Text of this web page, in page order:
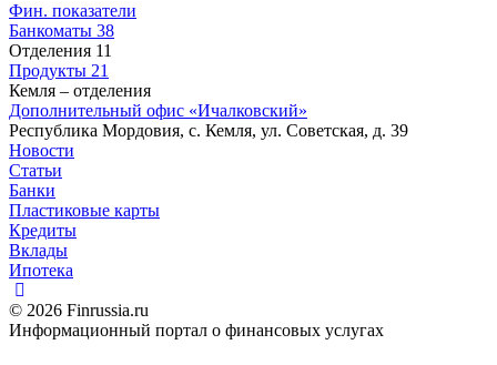
Фин. показатели
Банкоматы 38
Отделения 11
Продукты 21
Кемля – отделения
Дополнительный офис «Ичалковский»
Республика Мордовия, с. Кемля, ул. Советская, д. 39
Новости
Статьи
Банки
Пластиковые карты
Кредиты
Вклады
Ипотека
© 2026 Finrussia.ru
Информационный портал о финансовых услугах